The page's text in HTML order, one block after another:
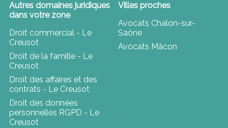
Autres domaines juridiques
dans votre zone
Droit commercial - Le
Creusot
Droit de la famille - Le
Creusot
Droit des affaires et des
contrats - Le Creusot
Droit des données
personnelles RGPD - Le
Creusot
Villes proches
Avocats Chalon-sur-
Saône
Avocats Mâcon